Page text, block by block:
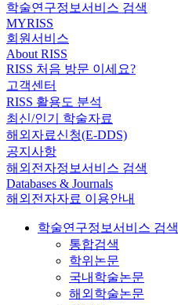
학술연구정보서비스 검색
MYRISS
회원서비스
About RISS
RISS 처음 방문 이세요?
고객센터
RISS 활용도 분석
최신/인기 학술자료
해외자료신청(E-DDS)
공지사항
해외전자정보서비스 검색
Databases & Journals
해외전자자료 이용안내
학술연구정보서비스 검색
통합검색
학위논문
국내학술논문
해외학술논문